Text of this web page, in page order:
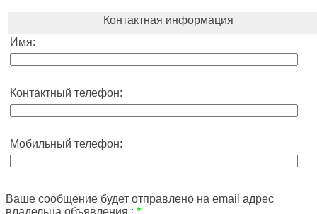
Контактная информация
Имя:
Контактный телефон:
Мобильный телефон:
Ваше сообщение будет отправлено на email адрес
владельца объявления.: *